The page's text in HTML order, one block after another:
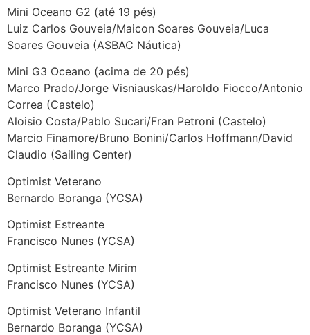
Mini Oceano G2 (até 19 pés)
Luiz Carlos Gouveia/Maicon Soares Gouveia/Luca
Soares Gouveia (ASBAC Náutica)
Mini G3 Oceano (acima de 20 pés)
Marco Prado/Jorge Visniauskas/Haroldo Fiocco/Antonio
Correa (Castelo)
Aloisio Costa/Pablo Sucari/Fran Petroni (Castelo)
Marcio Finamore/Bruno Bonini/Carlos Hoffmann/David
Claudio (Sailing Center)
Optimist Veterano
Bernardo Boranga (YCSA)
Optimist Estreante
Francisco Nunes (YCSA)
Optimist Estreante Mirim
Francisco Nunes (YCSA)
Optimist Veterano Infantil
Bernardo Boranga (YCSA)